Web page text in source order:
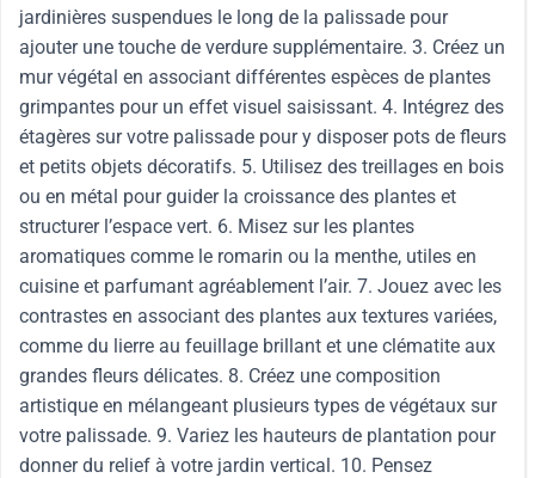
jardinières suspendues le long de la palissade pour
ajouter une touche de verdure supplémentaire. 3. Créez un
mur végétal en associant différentes espèces de plantes
grimpantes pour un effet visuel saisissant. 4. Intégrez des
étagères sur votre palissade pour y disposer pots de fleurs
et petits objets décoratifs. 5. Utilisez des treillages en bois
ou en métal pour guider la croissance des plantes et
structurer l’espace vert. 6. Misez sur les plantes
aromatiques comme le romarin ou la menthe, utiles en
cuisine et parfumant agréablement l’air. 7. Jouez avec les
contrastes en associant des plantes aux textures variées,
comme du lierre au feuillage brillant et une clématite aux
grandes fleurs délicates. 8. Créez une composition
artistique en mélangeant plusieurs types de végétaux sur
votre palissade. 9. Variez les hauteurs de plantation pour
donner du relief à votre jardin vertical. 10. Pensez